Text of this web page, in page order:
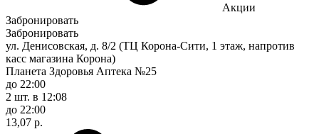
Акции
Забронировать
Забронировать
ул. Денисовская, д. 8/2 (ТЦ Корона-Сити, 1 этаж, напротив
касс магазина Корона)
Планета Здоровья Аптека №25
до 22:00
2 шт. в 12:08
до 22:00
13,07 р.